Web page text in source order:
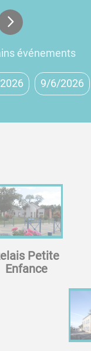
événements
9/6/2026
Petite
Enfance